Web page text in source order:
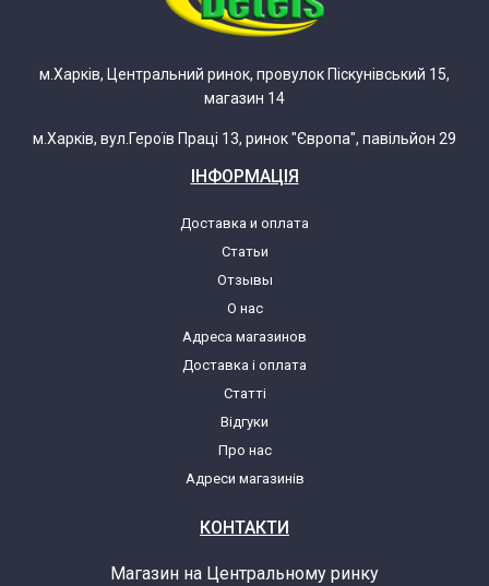
м.Харків, Центральний ринок, провулок Піскунівський 15,
магазин 14
м.Харків, вул.Героїв Праці 13, ринок "Європа", павільйон 29
ІНФОРМАЦІЯ
Доставка и оплата
Статьи
Отзывы
О нас
Адреса магазинов
Доставка і оплата
Статті
Відгуки
Про нас
Адреси магазинів
КОНТАКТИ
Магазин на Центральному ринку